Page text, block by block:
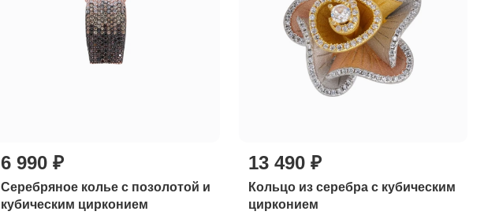
6 990 ₽
Серебряное колье с позолотой и
кубическим цирконием
13 490 ₽
Кольцо из серебра с кубическим
цирконием